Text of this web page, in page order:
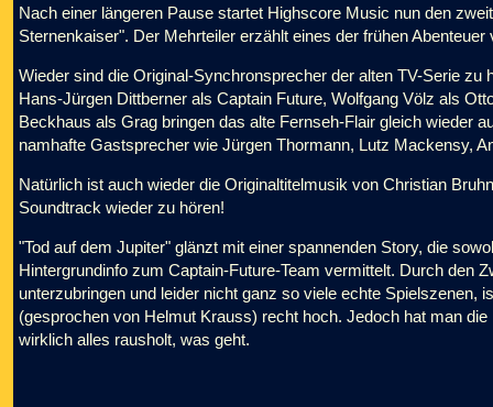
Nach einer längeren Pause startet Highscore Music nun den
Sternenkaiser". Der Mehrteiler erzählt eines der frühen
Wieder sind die Original-Synchronsprecher der alten TV-Serie
Hans-Jürgen Dittberner als Captain Future, Wolfgang Völz als
Beckhaus als Grag bringen das alte Fernseh-Flair gleich wieder
namhafte Gastsprecher wie Jürgen Thormann, Lutz Mackensy,
Natürlich ist auch wieder die Originaltitelmusik von Christian
Soundtrack wieder zu hören!
"Tod auf dem Jupiter" glänzt mit einer spannenden Story, die
Hintergrundinfo zum Captain-Future-Team vermittelt. Durch den
unterzubringen und leider nicht ganz so viele echte Spielszenen,
(gesprochen von Helmut Krauss) recht hoch. Jedoch hat man
wirklich alles rausholt, was geht.